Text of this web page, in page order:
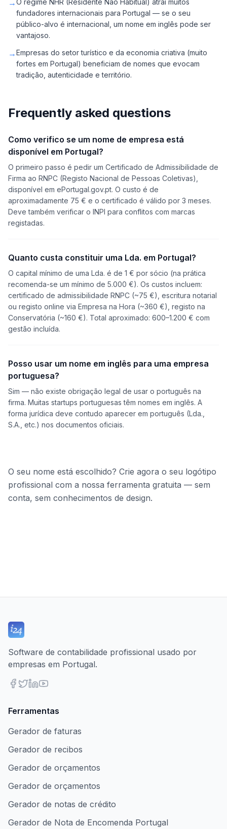
→O regime NHR (Residente Não Habitual) atrai muitos
fundadores internacionais para Portugal — se o seu
público-alvo é internacional, um nome em inglês pode ser
vantajoso.
→Empresas do setor turístico e da economia criativa (muito
fortes em Portugal) beneficiam de nomes que evocam
tradição, autenticidade e território.
Frequently asked questions
Como verifico se um nome de empresa está
disponível em Portugal?
O primeiro passo é pedir um Certificado de Admissibilidade de
Firma ao RNPC (Registo Nacional de Pessoas Coletivas),
disponível em ePortugal.gov.pt. O custo é de
aproximadamente 75 € e o certificado é válido por 3 meses.
Deve também verificar o INPI para conflitos com marcas
registadas.
Quanto custa constituir uma Lda. em Portugal?
O capital mínimo de uma Lda. é de 1 € por sócio (na prática
recomenda-se um mínimo de 5.000 €). Os custos incluem:
certificado de admissibilidade RNPC (~75 €), escritura notarial
ou registo online via Empresa na Hora (~360 €), registo na
Conservatória (~160 €). Total aproximado: 600–1.200 € com
gestão incluída.
Posso usar um nome em inglês para uma empresa
portuguesa?
Sim — não existe obrigação legal de usar o português na
firma. Muitas startups portuguesas têm nomes em inglês. A
forma jurídica deve contudo aparecer em português (Lda.,
S.A., etc.) nos documentos oficiais.
O seu nome está escolhido? Crie agora o seu logótipo
profissional com a nossa ferramenta gratuita — sem
conta, sem conhecimentos de design.
Software de contabilidade profissional usado por
empresas em Portugal.
Ferramentas
Gerador de faturas
Gerador de recibos
Gerador de orçamentos
Gerador de orçamentos
Gerador de notas de crédito
Gerador de Nota de Encomenda Portugal